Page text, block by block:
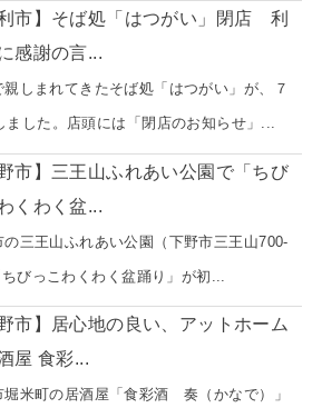
利市】そば処「はつがい」閉店 利
感謝の言...
親しまれてきたそば処「はつがい」が、７
ました。店頭には「閉店のお知らせ」...
野市】三王山ふれあい公園で「ちび
くわく盆...
の三王山ふれあい公園（下野市三王山700-
びっこわくわく盆踊り」が初...
野市】居心地の良い、アットホーム
屋 食彩...
堀米町の居酒屋「食彩酒 奏（かなで）」